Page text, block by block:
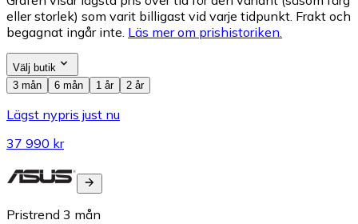
eller storlek) som varit billigast vid varje tidpunkt. Frakt och
begagnat ingår inte. Läs mer om prishistoriken.
Välj butik
3 mån
6 mån 1 år 2 år
Lägst nypris just nu
37 990 kr
Pristrend 3 mån